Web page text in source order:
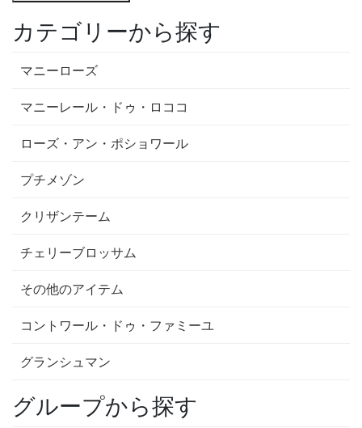
カテゴリーから探す
マニーローズ
マニーレール・ドゥ・ロココ
ローズ・アン・ポショワール
プチメゾン
クリザンテーム
チェリーブロッサム
その他のアイテム
コントワール・ドゥ・ファミーユ
グランシュマン
グループから探す